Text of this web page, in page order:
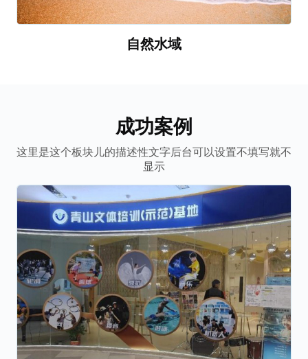
自然水域
成功案例
这里是这个板块儿的描述性文字后台可以设置不填写就不
显示